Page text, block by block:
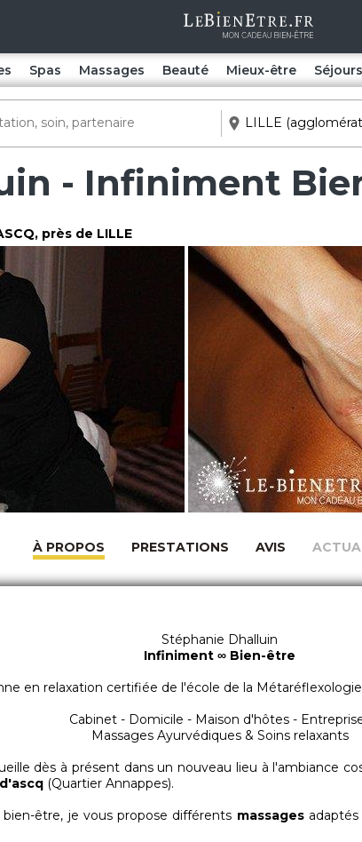
Spas Massages Beauté Mieux-être Séjours
- Infiniment
, près de LILLE
À PROPOS PRESTATIONS AVIS
Stéphanie Dhalluin
Infiniment ∞ Bien-être
en relaxation certifiée de l'école de la
Cabinet - Domicile - Maison d'hôtes -
Massages Ayurvédiques & Soins relaxants
dès à présent dans un nouveau lieu à l'ambiance
(Quartier Annappes).
être, je vous propose différents massagesadaptés